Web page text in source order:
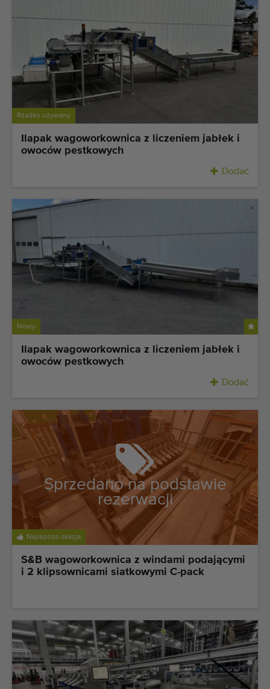
Powiadomieniom o maszynach
Import maszyn
Marki
O nas
Kontakt
Blog
Maszyny rolnicze i ogrodnicze dobrej jakości
Wykwalifikowany personel
działamy od 1977 roku
Rzadko używany
Ilapak wagoworkownica z liczeniem jabłek i
owoców pestkowych
Dodać
Nowy
Ilapak wagoworkownica z liczeniem jabłek i
owoców pestkowych
Dodać
Najlepsza okazja
Sprzedano na podstawie
rezerwacji
S&B wagoworkownica z windami podającymi
i 2 klipsownicami siatkowymi C-pack